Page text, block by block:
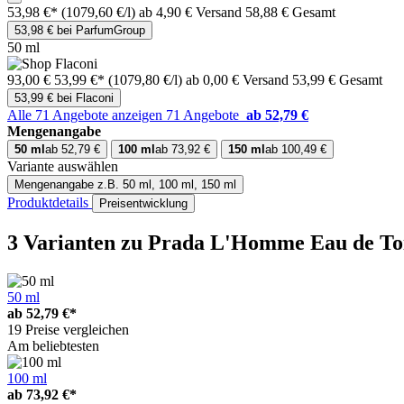
53,98 €* (1079,60 €/l) ab 4,90 € Versand 58,88 € Gesamt
53,98 € bei ParfumGroup
50 ml
93,00 € 53,99 €* (1079,80 €/l) ab 0,00 € Versand 53,99 € Gesamt
53,99 € bei Flaconi
Alle 71 Angebote anzeigen 71 Angebote ab 52,79 €
Mengenangabe
50 ml ab 52,79 € 100 ml ab 73,92 € 150 ml ab 100,49 €
Variante auswählen
Mengenangabe z.B. 50 ml, 100 ml, 150 ml
Produktdetails Preisentwicklung
3 Varianten zu Prada L'Homme Eau de
50 ml
ab 52,79 €*
19 Preise vergleichen
Am beliebtesten
100 ml
ab 73,92 €*